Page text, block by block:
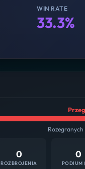
WIN RATE
33.3%
0
ROZBROJENIA
0
PODIUM